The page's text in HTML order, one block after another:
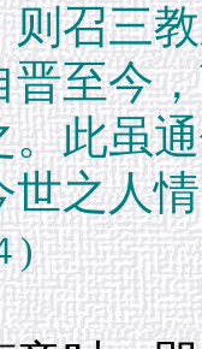
则召三
晋至今
。此虽
世之人
)